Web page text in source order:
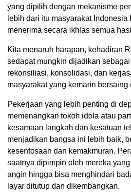
yang dipilih dengan mekanisme
lebih dari itu masyarakat
menerima secara ikhlas semua
Kita menaruh harapan, kehadiran
sedapat mungkin dijadikan
rekonsiliasi, konsolidasi, dan
masyarakat yang kemarin bersaing
Pekerjaan yang lebih penting di
memenangkan tokoh idola atau
kesamaan langkah dan kesatuan
menjadikan bangsa ini lebih baik,
kesentosaan dan kemakmuran.
saatnya dipimpin oleh mereka
angin hingga bisa menghindari
layar ditutup dan dikembangkan.